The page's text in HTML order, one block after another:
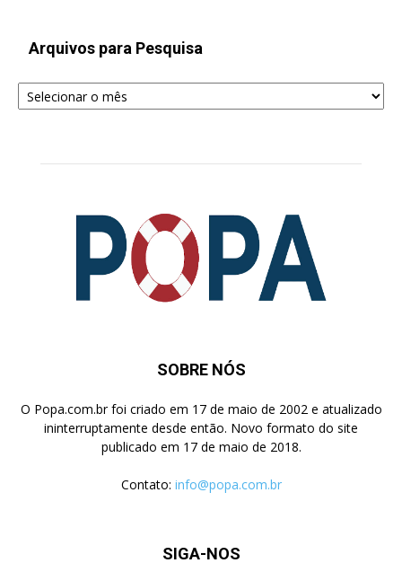
Arquivos para Pesquisa
Arquivos
para
SOBRE NÓS
O Popa.com.br foi criado em 17 de maio de 2002 e atualizado
ininterruptamente desde então. Novo formato do site
publicado em 17 de maio de 2018.
Contato: info@popa.com.br
SIGA-NOS